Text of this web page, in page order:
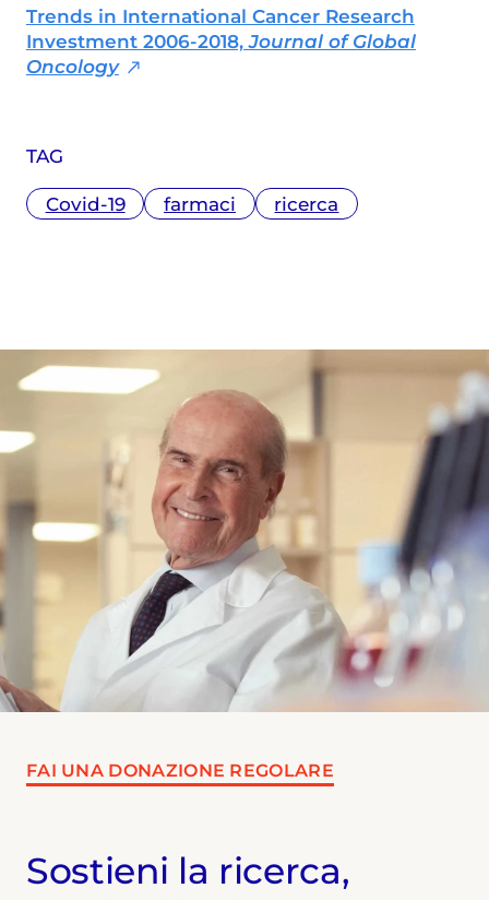
TAG
Covid-19 farmaci ricerca
Trends in International Cancer Research
Investment 2006-2018,Journal of Global
Oncology
FAI UNA DONAZIONE REGOLARE
Sostieni la ricerca,